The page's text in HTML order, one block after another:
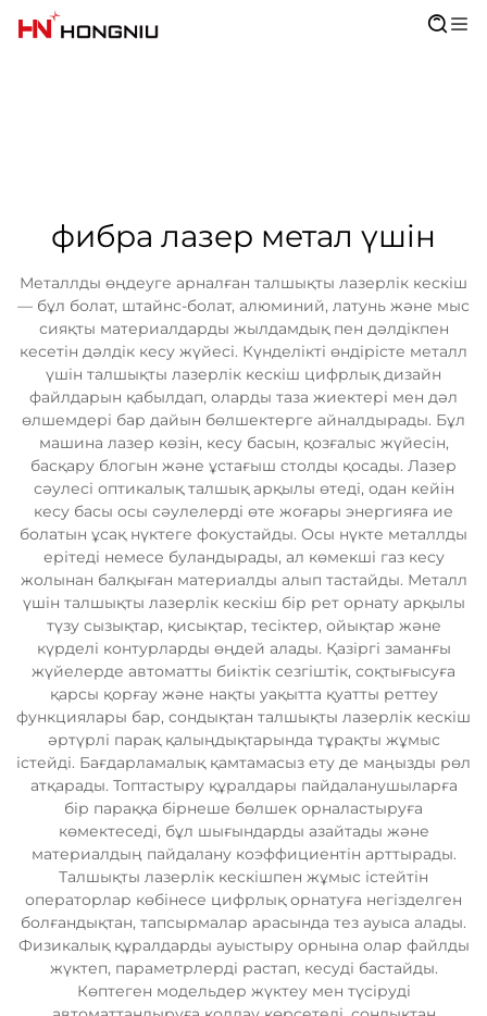
фибра лазер метал үшін
Металлды өңдеуге арналған талшықты лазерлік кескіш
— бұл болат, штайнс-болат, алюминий, латунь және мыс
сияқты материалдарды жылдамдық пен дәлдікпен
кесетін дәлдік кесу жүйесі. Күнделікті өндірісте металл
үшін талшықты лазерлік кескіш цифрлық дизайн
файлдарын қабылдап, оларды таза жиектері мен дәл
өлшемдері бар дайын бөлшектерге айналдырады. Бұл
машина лазер көзін, кесу басын, қозғалыс жүйесін,
басқару блогын және ұстағыш столды қосады. Лазер
сәулесі оптикалық талшық арқылы өтеді, одан кейін
кесу басы осы сәулелерді өте жоғары энергияға ие
болатын ұсақ нүктеге фокустайды. Осы нүкте металлды
ерітеді немесе буландырады, ал көмекші газ кесу
жолынан балқыған материалды алып тастайды. Металл
үшін талшықты лазерлік кескіш бір рет орнату арқылы
түзу сызықтар, қисықтар, тесіктер, ойықтар және
күрделі контурларды өңдей алады. Қазіргі заманғы
жүйелерде автоматты биіктік сезгіштік, соқтығысуға
қарсы қорғау және нақты уақытта қуатты реттеу
функциялары бар, сондықтан талшықты лазерлік кескіш
әртүрлі парақ қалыңдықтарында тұрақты жұмыс
істейді. Бағдарламалық қамтамасыз ету де маңызды рөл
атқарады. Топтастыру құралдары пайдаланушыларға
бір параққа бірнеше бөлшек орналастыруға
көмектеседі, бұл шығындарды азайтады және
материалдың пайдалану коэффициентін арттырады.
Талшықты лазерлік кескішпен жұмыс істейтін
операторлар көбінесе цифрлық орнатуға негізделген
болғандықтан, тапсырмалар арасында тез ауыса алады.
Физикалық құралдарды ауыстыру орнына олар файлды
жүктеп, параметрлерді растап, кесуді бастайды.
Көптеген модельдер жүктеу мен түсіруді